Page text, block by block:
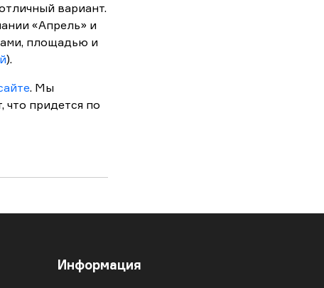
вариант.
«Апрель» и
площадью и
).
. Мы
придется по
Информация